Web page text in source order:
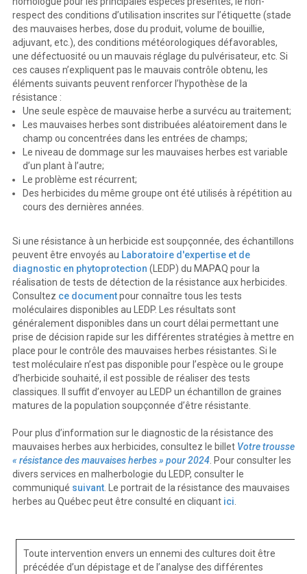
respect des conditions d’utilisation inscrites sur l’étiquette (stade
des mauvaises herbes, dose du produit, volume de bouillie,
adjuvant, etc.), des conditions météorologiques défavorables,
une défectuosité ou un mauvais réglage du pulvérisateur, etc. Si
ces causes n’expliquent pas le mauvais contrôle obtenu, les
éléments suivants peuvent renforcer l’hypothèse de la
résistance :
Une seule espèce de mauvaise herbe a survécu au traitement;
Les mauvaises herbes sont distribuées aléatoirement dans le
champ ou concentrées dans les entrées de champs;
Le niveau de dommage sur les mauvaises herbes est variable
d’un plant à l’autre;
Le problème est récurrent;
Des herbicides du même groupe ont été utilisés à répétition au
cours des dernières années.
Si une résistance à un herbicide est soupçonnée, des échantillons
peuvent être envoyés au Laboratoire d'expertise et de
diagnostic en phytoprotection (LEDP) du MAPAQ pour la
réalisation de tests de détection de la résistance aux herbicides.
Consultez ce documentpour connaître tous les tests
moléculaires disponibles au LEDP. Les résultats sont
généralement disponibles dans un court délai permettant une
prise de décision rapide sur les différentes stratégies à mettre en
place pour le contrôle des mauvaises herbes résistantes. Si le
test moléculaire n’est pas disponible pour l’espèce ou le groupe
d’herbicide souhaité, il est possible de réaliser des tests
classiques. Il suffit d’envoyer au LEDP un échantillon de graines
matures de la population soupçonnée d’être résistante.
Pour plus d’information sur le diagnostic de la résistance des
mauvaises herbes aux herbicides, consultez le billet Votre trousse
« résistance des mauvaises herbes » pour 2024 . Pour consulter les
divers services en malherbologie du LEDP, consulter le
communiqué suivant . Le portrait de la résistance des mauvaises
herbes au Québec peut être consulté en cliquant ici
Toute intervention envers un ennemi des cultures doit être
précédée d’un dépistage et de l’analyse des différentes